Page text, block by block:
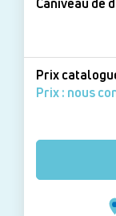
Prix
Prix : nous